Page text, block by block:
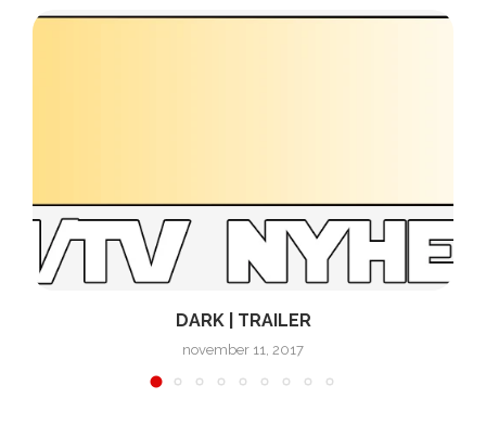
DARK | TRAILER
november 11, 2017